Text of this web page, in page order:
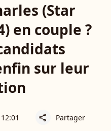
(Star
en couple ?
sur leur
share Partager